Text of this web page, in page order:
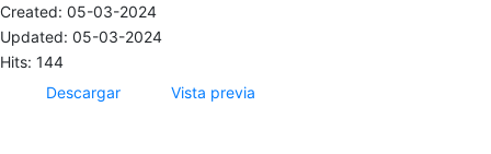
Created: 05-03-2024
Updated: 05-03-2024
Hits: 144
Descargar
Vista previa